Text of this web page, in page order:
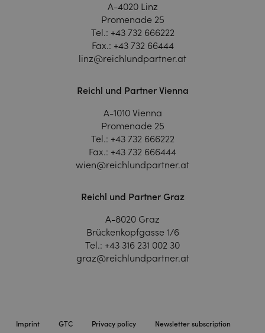
A-4020 Linz
Promenade 25
Tel.: +43 732 666222
Fax.: +43 732 66444
linz@reichlundpartner.at
Reichl und Partner Vienna
A-1010 Vienna
Promenade 25
Tel.: +43 732 666222
Fax.: +43 732 666444
wien@reichlundpartner.at
Reichl und Partner Graz
A-8020 Graz
Brückenkopfgasse 1/6
Tel.: +43 316 231 002 30
graz@reichlundpartner.at
Imprint GTC Privacy policy Newsletter subscription